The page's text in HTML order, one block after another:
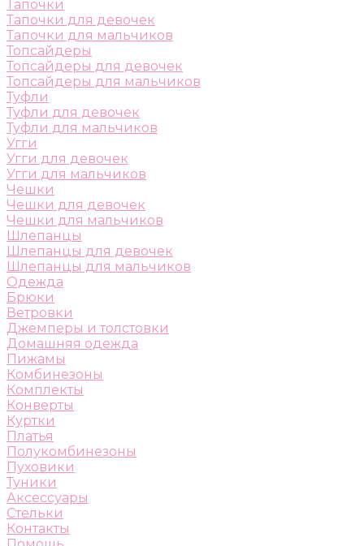
Тапочки
Тапочки для девочек
Тапочки для мальчиков
Топсайдеры
Топсайдеры для девочек
Топсайдеры для мальчиков
Туфли
Туфли для девочек
Туфли для мальчиков
Угги
Угги для девочек
Угги для мальчиков
Чешки
Чешки для девочек
Чешки для мальчиков
Шлепанцы
Шлепанцы для девочек
Шлепанцы для мальчиков
Одежда
Брюки
Ветровки
Джемперы и толстовки
Домашняя одежда
Пижамы
Комбинезоны
Комплекты
Конверты
Куртки
Платья
Полукомбинезоны
Пуховики
Туники
Аксессуары
Стельки
Контакты